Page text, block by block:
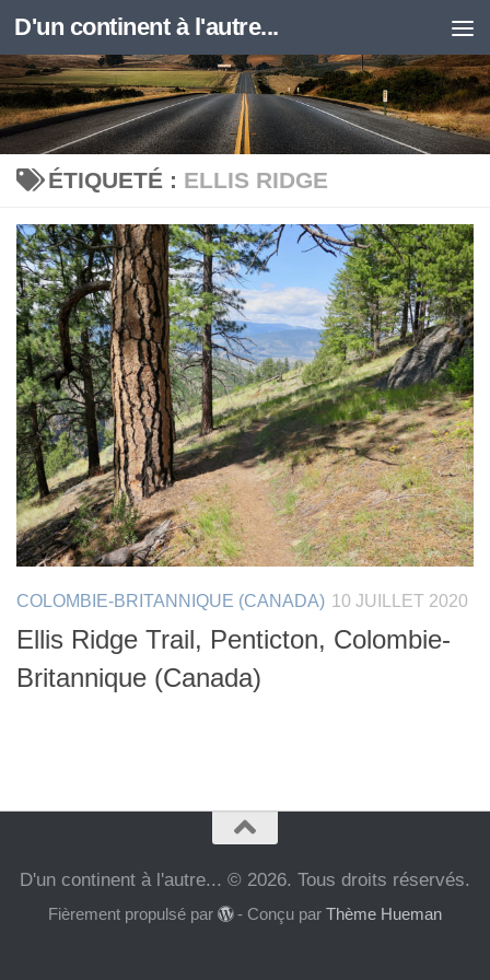
Skip to content
D'un continent à l'autre...
ÉTIQUETÉ : ELLIS RIDGE
COLOMBIE-BRITANNIQUE (CANADA) 10 JUILLET 2020
Ellis Ridge Trail, Penticton, Colombie-
Britannique (Canada)
D'un continent à l'autre... © 2026. Tous droits réservés.
Fièrement propulsé par - Conçu parThème Hueman